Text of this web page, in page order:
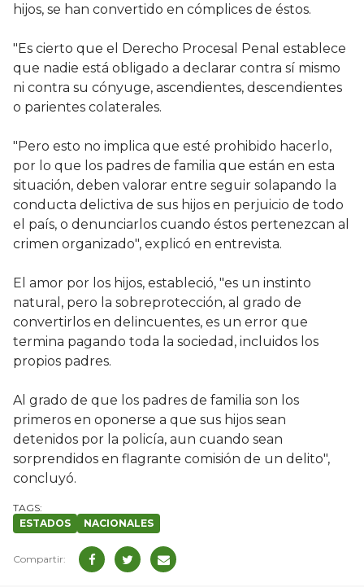
hijos, se han convertido en cómplices de éstos.
"Es cierto que el Derecho Procesal Penal establece
que nadie está obligado a declarar contra sí mismo
ni contra su cónyuge, ascendientes, descendientes
o parientes colaterales.
"Pero esto no implica que esté prohibido hacerlo,
por lo que los padres de familia que están en esta
situación, deben valorar entre seguir solapando la
conducta delictiva de sus hijos en perjuicio de todo
el país, o denunciarlos cuando éstos pertenezcan al
crimen organizado", explicó en entrevista.
El amor por los hijos, estableció, "es un instinto
natural, pero la sobreprotección, al grado de
convertirlos en delincuentes, es un error que
termina pagando toda la sociedad, incluidos los
propios padres.
Al grado de que los padres de familia son los
primeros en oponerse a que sus hijos sean
detenidos por la policía, aun cuando sean
sorprendidos en flagrante comisión de un delito",
concluyó.
ESTADOS NACIONALES